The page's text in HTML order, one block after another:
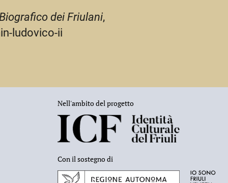
dei Friulani,
ludovico-ii
Nell'ambito del progetto
Con il sostegno di